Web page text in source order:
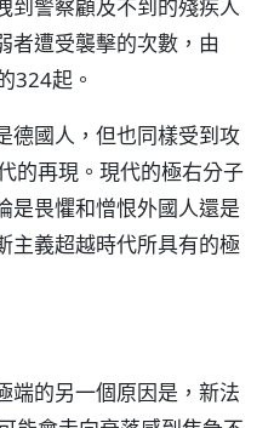
到警察顧及不到的殘疾人
者遭受襲擊的次數，由
324起。
德國人，但也同樣受到攻
的再現。現代的極右分子
是畏懼和憎恨外國人還是
主義超越時代所具有的極
端的另一個原因是，新法